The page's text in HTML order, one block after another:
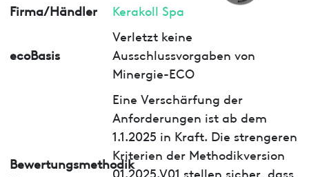
Firma/Händler
Kerakoll Spa
ecoBasis
Verletzt keine
Ausschlussvorgaben von
Minergie-ECO
Bewertungsmethodik
Eine Verschärfung der
Anforderungen ist ab dem
1.1.2025 in Kraft. Die strengeren
Kriterien der Methodikversion
01.2025.V01 stellen sicher, dass